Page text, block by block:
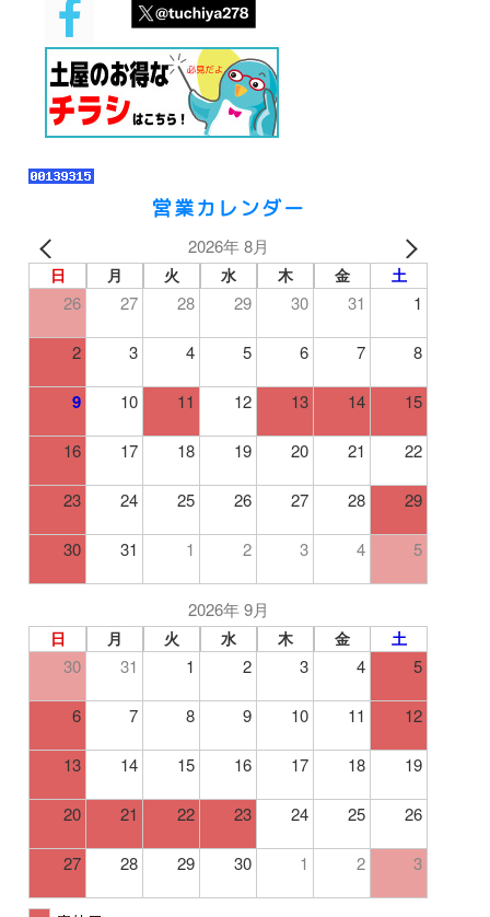
営業カレンダー
2026年 8月
日 月 火 水 木 金 土
26 27 28 29 30 31 1
2 3 4 5 6 7 8
9 10 11 12 13 14 15
16 17 18 19 20 21 22
23 24 25 26 27 28 29
30 31 1 2 3 4 5
2026年 9月
日 月 火 水 木 金 土
30 31 1 2 3 4 5
6 7 8 9 10 11 12
13 14 15 16 17 18 19
20 21 22 23 24 25 26
27 28 29 30 1 2 3